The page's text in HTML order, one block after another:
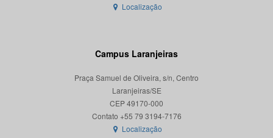
Localização
Campus Laranjeiras
Praça Samuel de Oliveira, s/n, Centro
Laranjeiras/SE
CEP 49170-000
Localização